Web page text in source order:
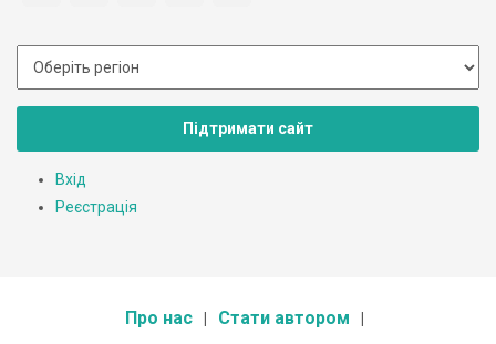
Підтримати сайт
Вхід
Реєстрація
Про нас Стати автором